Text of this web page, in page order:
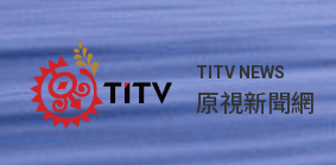
TITV NEWS
原視新聞網